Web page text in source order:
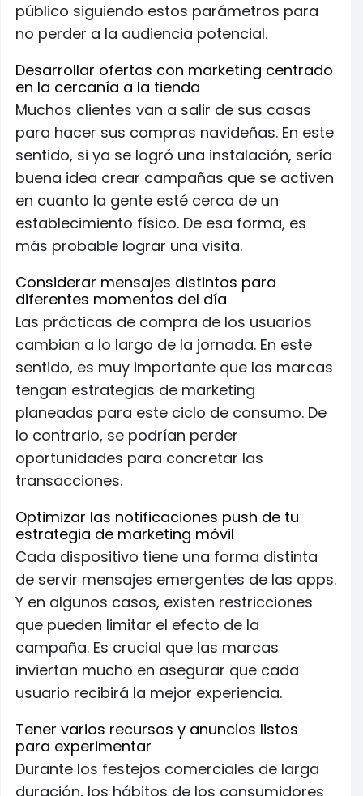
público siguiendo estos parámetros para
no perder a la audiencia potencial.
Desarrollar ofertas con marketing centrado
en la cercanía a la tienda
Muchos clientes van a salir de sus casas
para hacer sus compras navideñas. En este
sentido, si ya se logró una instalación, sería
buena idea crear campañas que se activen
en cuanto la gente esté cerca de un
establecimiento físico. De esa forma, es
más probable lograr una visita.
Considerar mensajes distintos para
diferentes momentos del día
Las prácticas de compra de los usuarios
cambian a lo largo de la jornada. En este
sentido, es muy importante que las marcas
tengan estrategias de marketing
planeadas para este ciclo de consumo. De
lo contrario, se podrían perder
oportunidades para concretar las
transacciones.
Optimizar las notificaciones push de tu
estrategia de marketing móvil
Cada dispositivo tiene una forma distinta
de servir mensajes emergentes de las apps.
Y en algunos casos, existen restricciones
que pueden limitar el efecto de la
campaña. Es crucial que las marcas
inviertan mucho en asegurar que cada
usuario recibirá la mejor experiencia.
Tener varios recursos y anuncios listos
para experimentar
Durante los festejos comerciales de larga
duración, los hábitos de los consumidores